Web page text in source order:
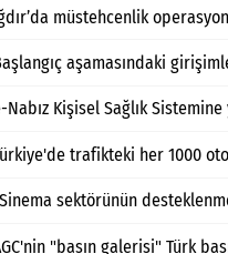
müstehcenlik
Nabız Kişisel Sağlık
trafikteki her 1000
"basın galerisi" Türk